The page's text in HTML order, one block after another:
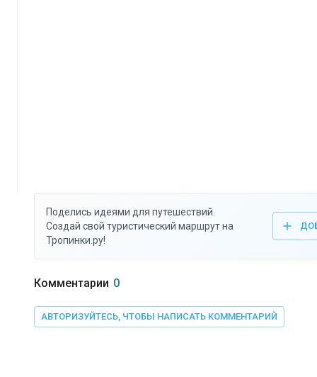
Поделись идеями для путешествий.
Создай свой туристический маршрут на
Тропинки.ру!
Комментарии 0
АВТОРИЗУЙТЕСЬ, ЧТОБЫ НАПИСАТЬ КОММЕНТАРИЙ